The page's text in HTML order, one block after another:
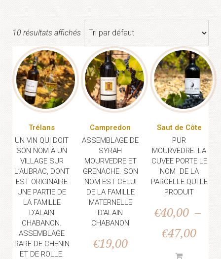
10 résultats affichés
Trélans
UN VIN QUI DOIT
SON NOM À UN
VILLAGE SUR
L’AUBRAC, DONT
EST ORIGINAIRE
UNE PARTIE DE
LA FAMILLE
D’ALAIN
CHABANON.
ASSEMBLAGE
RARE DE CHENIN
ET DE ROLLE.
Campredon
ASSEMBLAGE DE
SYRAH
MOURVEDRE ET
GRENACHE. SON
NOM EST CELUI
DE LA FAMILLE
MATERNELLE
D’ALAIN
CHABANON
€19,00
Saut de Côte
PUR
MOURVEDRE. LA
CUVEE PORTE LE
NOM DE LA
PARCELLE QUI LE
PRODUIT
€40,00 –
€47,00